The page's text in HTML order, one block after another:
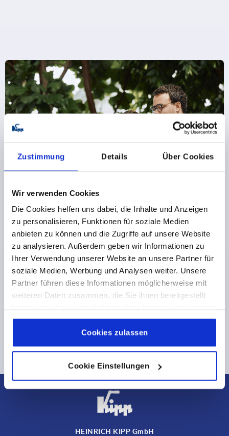
Zustimmung Details Über Cookies
Wir verwenden Cookies
Die Cookies helfen uns dabei, die Inhalte und Anzeigen
zu personalisieren, Funktionen für soziale Medien
anbieten zu können und die Zugriffe auf unsere Website
zu analysieren. Außerdem geben wir Informationen zu
Ihrer Verwendung unserer Website an unsere Partner für
soziale Medien, Werbung und Analysen weiter. Unsere
Partner führen diese Informationen möglicherweise mit
weiteren Daten zusammen, die Sie ihnen bereitgestellt
gesammelt haben.Cookie Richtlinien
Datenschutz|AGB
Cookies zulassen
Cookie Einstellungen
Register for the KIPP newsletter now
Would you like to be the first to know about exclusive
offers and news? Then subscribe to our newsletter and
never miss any of our exciting promotions!
HEINRICH KIPP GmbH